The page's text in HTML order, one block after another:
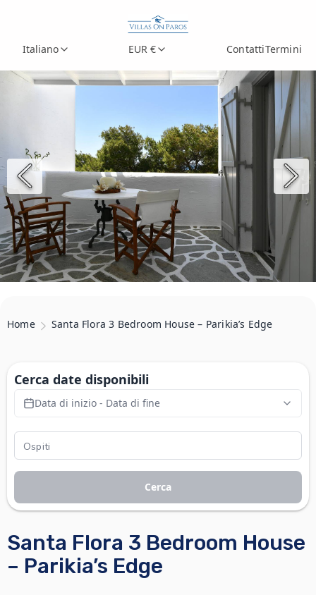
Italiano EUR € ContattiTermini
Home Santa Flora 3 Bedroom House – Parikia’s Edge
Santa Flora 3 Bedroom House
– Parikia’s Edge
Cerca date disponibili
Data di inizio - Data di fine
Cerca